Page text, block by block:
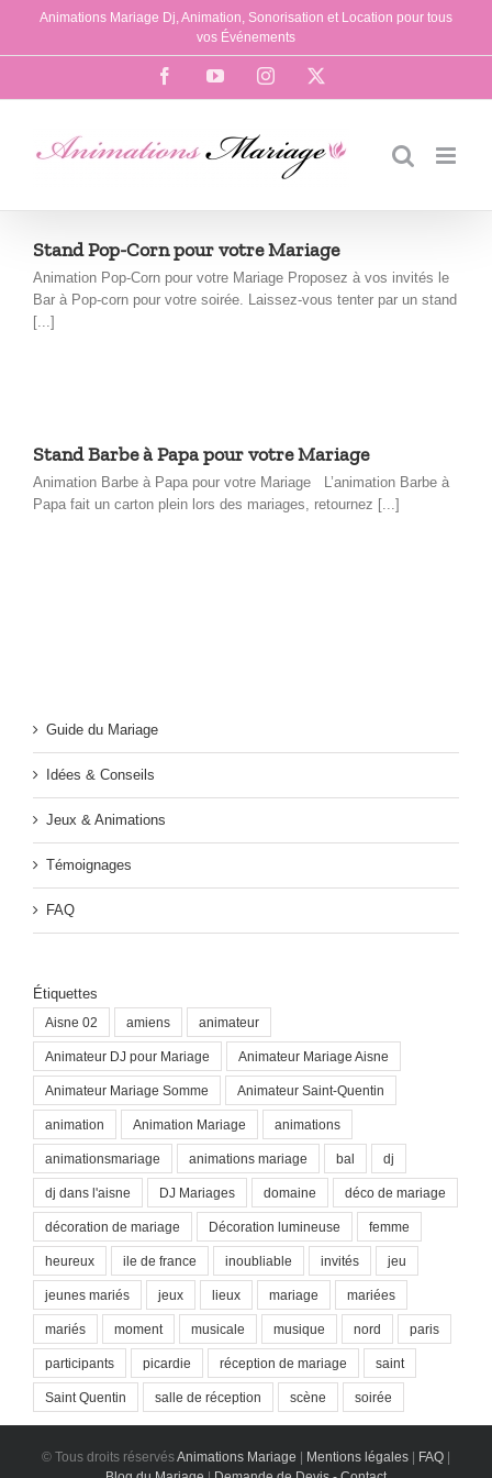
Passer
contenu
Animations Mariage Dj, Animation, Sonorisation et Location pour tous
vos Événements
FacebookYouTubeInstagram
Stand Pop-Corn pour votre Mariage
Animation Pop-Corn pour votre Mariage Proposez à vos invités le
Bar à Pop-corn pour votre soirée. Laissez-vous tenter par un stand
[...]
Stand Barbe à Papa pour votre Mariage
Animation Barbe à Papa pour votre Mariage L’animation Barbe à
Papa fait un carton plein lors des mariages, retournez [...]
Guide du Mariage
Idées & Conseils
Jeux & Animations
Témoignages
FAQ
Étiquettes
Aisne 02 amiens animateur
Animateur DJ pour Mariage Animateur Mariage Aisne
Animateur Mariage Somme Animateur Saint-Quentin
animation Animation Mariage animations
animationsmariage animations mariage bal dj
dj dans l'aisne DJ Mariages domaine déco de mariage
décoration de mariage Décoration lumineuse femme
heureux ile de france inoubliable invités jeu
jeunes mariés jeux lieux mariage mariées
mariés moment musicale musique nord paris
participants picardie réception de mariage saint
Saint Quentin salle de réception scène soirée
© Tous droits réservésAnimations Mariage Mentions légales FAQ